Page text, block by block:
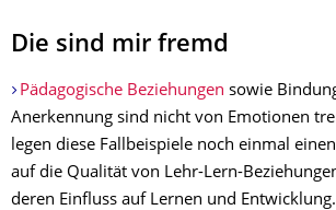
Die sind mir fremd
Pädagogische Beziehungen sowie
Anerkennung sind nicht von Emotionen
legen diese Fallbeispiele noch einmal
auf die Qualität von Lehr-Lern-
deren Einfluss auf Lernen und Entwicklung.